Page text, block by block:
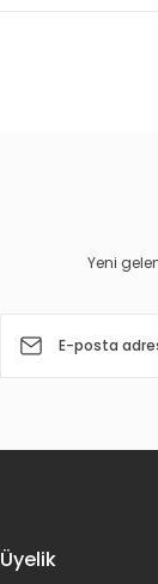
Yeni
Üyelik